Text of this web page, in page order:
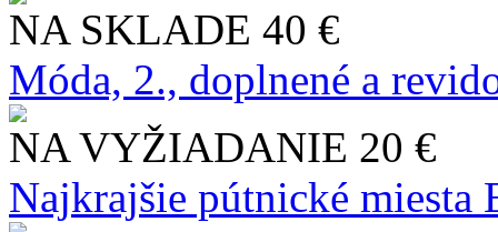
NA SKLADE 40 €
Móda, 2., doplnené a
NA VYŽIADANIE 20 €
Najkrajšie pútnické miesta